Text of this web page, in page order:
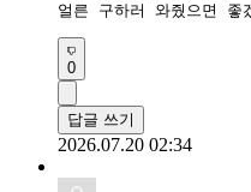
얼른 구하러 와줬으면 좋
0
답글 쓰기
2026.07.20 02:34